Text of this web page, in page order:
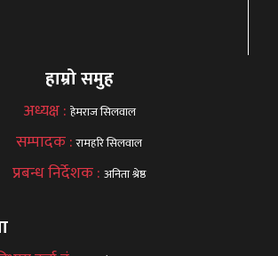
हाम्रो समुह
अध्यक्ष : हेमराज सिलवाल
सम्पादक :रामहरि सिलवाल
प्रबन्ध निर्देशक : अनिता श्रेष्ठ